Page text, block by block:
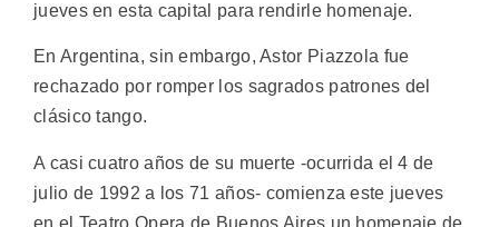
jueves en esta capital para rendirle homenaje.
En Argentina, sin embargo, Astor Piazzola fue
rechazado por romper los sagrados patrones del
clásico tango.
A casi cuatro años de su muerte -ocurrida el 4 de
julio de 1992 a los 71 años- comienza este jueves
en el Teatro Opera de Buenos Aires un homenaje de